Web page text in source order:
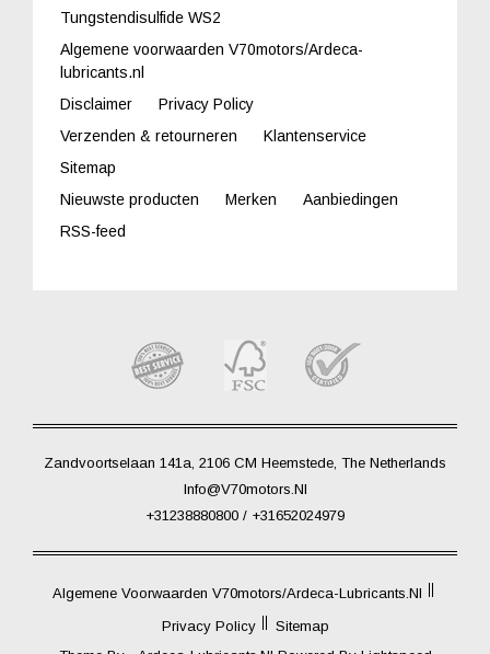
Tungstendisulfide WS2
Algemene voorwaarden V70motors/Ardeca-
lubricants.nl
Disclaimer
Privacy Policy
Verzenden & retourneren
Klantenservice
Sitemap
Nieuwste producten
Merken
Aanbiedingen
RSS-feed
Zandvoortselaan 141a, 2106 CM Heemstede, The Netherlands
Info@V70motors.nl
+31238880800 / +31652024979
Algemene Voorwaarden V70motors/Ardeca-Lubricants.nl
Privacy Policy
Sitemap